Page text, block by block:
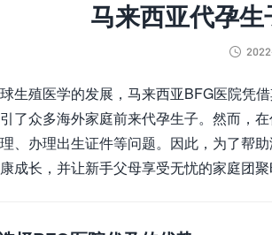
马来西亚代孕

生殖医学的发展，马来西亚BFG医院凭
了众多海外家庭前来代孕生子。然而，
、办理出生证件等问题。因此，为了帮
成长，并让新手父母享受无忧的家庭团聚